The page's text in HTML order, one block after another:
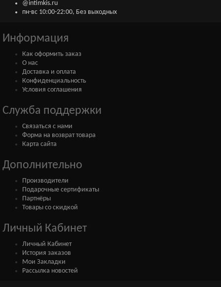
@intimkis.ru
пн-вс 10:00-22:00, Без выходных
Информация
Как оформить заказ
О нас
Доставка и оплата
Конфиденциальность
Условия соглашения
Служба поддержки
Связаться с нами
Форма на возврат товара
Карта сайта
Дополнительно
Производители
Подарочные сертификаты
Партнёры
Товары со скидкой
Личный Кабинет
Личный Кабинет
История заказов
Мои Закладки
Рассылка новостей